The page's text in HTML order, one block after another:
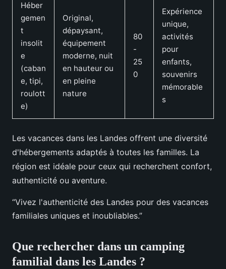
Héber
gemen
t
insolit
e
(caban
e, tipi,
roulott
e)
Original,
dépaysant,
équipement
moderne, nuit
en hauteur ou
en pleine
nature
80
-
25
0
Expérience
unique,
activités
pour
enfants,
souvenirs
mémorable
s
Les vacances dans les Landes offrent une diversité
d'hébergements adaptés à toutes les familles. La
région est idéale pour ceux qui recherchent confort,
authenticité ou aventure.
“Vivez l'authenticité des Landes pour des vacances
familiales uniques et inoubliables.”
Que rechercher dans un camping
familial dans les Landes ?